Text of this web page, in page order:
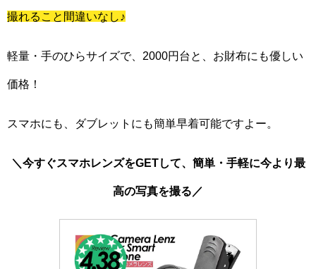
撮れること間違いなし♪
軽量・手のひらサイズで、2000円台と、お財布にも優しい
価格！
スマホにも、ダブレットにも簡単早着可能ですよー。
＼今すぐスマホレンズをGETして、簡単・手軽に今より最
高の写真を撮る／